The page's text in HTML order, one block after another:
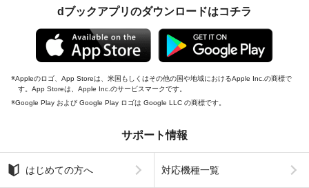
dブックアプリのダウンロードはコチラ
Appleのロゴ、App Storeは、米国もしくはその他の国や地域におけるApple Inc.の商標で
す。App Storeは、Apple Inc.のサービスマークです。
Google Play および Google Play ロゴは Google LLC の商標です。
サポート情報
はじめての方へ 対応機種一覧